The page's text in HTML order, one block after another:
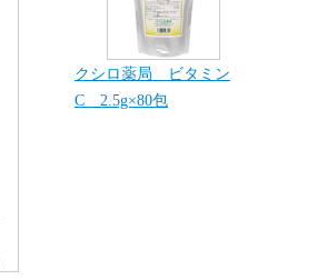
クシロ薬局 ビタミン
C 2.5g×80包